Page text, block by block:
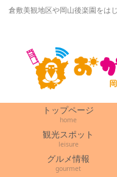
倉敷美観地区や岡山後楽園をは
トップページ
home
観光スポット
leisure
グルメ情報
gourmet